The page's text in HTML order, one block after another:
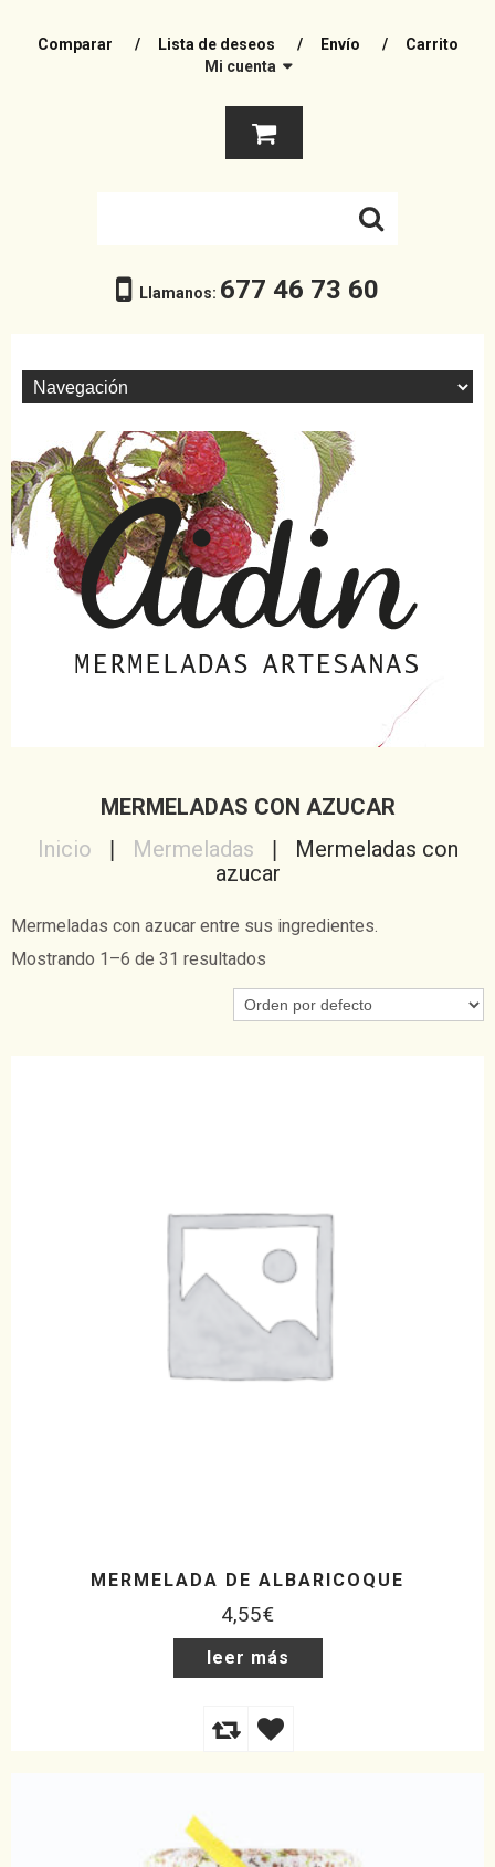
Comparar Lista de deseos Envío
Carrito
Mi cuenta
Llamanos: 677 46 73 60
MERMELADAS CON AZUCAR
Inicio
Mermeladas
Mermeladas con
azucar
Mermeladas con azucar entre sus ingredientes.
Mostrando 1–6 de 31 resultados
MERMELADA DE ALBARICOQUE
4,55€
leer más